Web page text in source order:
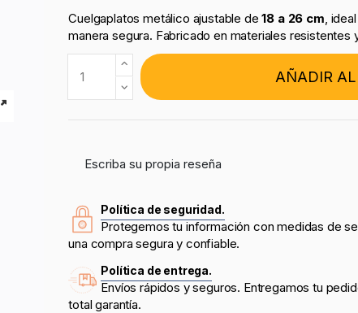
Cuelgaplatos metálico ajustable de18 a 26 cm ,
manera segura. Fabricado en materiales
AÑADIR
Escriba su propia reseña
Política de seguridad.
Protegemos tu información con medidas de
una compra segura y confiable.
Política de entrega.
Envíos rápidos y seguros. Entregamos tu
total garantía.